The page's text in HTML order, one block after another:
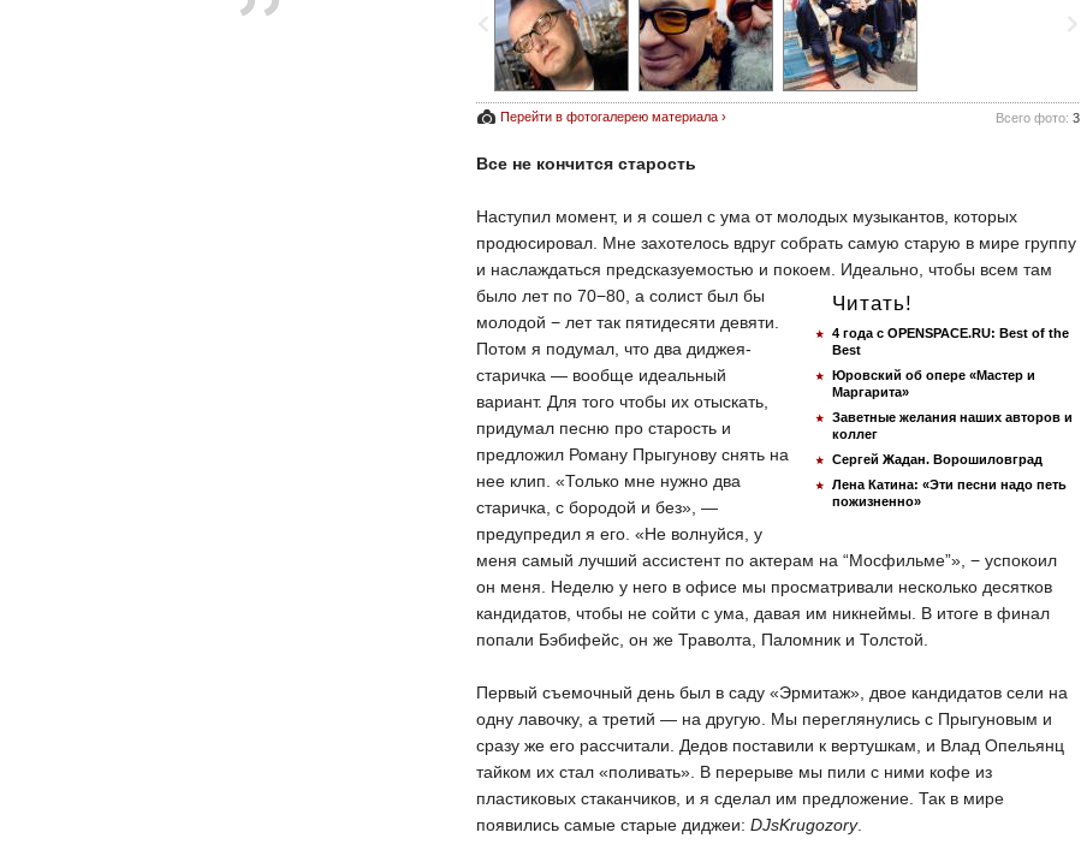
Перейти в фотогалерею материала › Всего фото: 3
Все не кончится старость
Наступил момент, и я сошел с ума от молодых музыкантов, которых
продюсировал. Мне захотелось вдруг собрать самую старую в мире группу
и наслаждаться предсказуемостью и покоем. Идеально, чтобы
Читать!
4 года с OPENSPACE.RU: Best of the
Best
Юровский об опере «Мастер и
Маргарита»
Заветные желания наших авторов и
коллег
Сергей Жадан. Ворошиловград
Лена Катина: «Эти песни надо петь
пожизненно»
всем там
было лет по 70−80, а солист был бы
молодой − лет так пятидесяти девяти.
Потом я подумал, что два диджея-
старичка — вообще идеальный
вариант. Для того чтобы их отыскать,
придумал песню про старость и
предложил Роману Прыгунову снять на
нее клип. «Только мне нужно два
старичка, с бородой и без», —
предупредил я его. «Не волнуйся, у
меня самый лучший ассистент по актерам на “Мосфильме”», − успокоил
он меня. Неделю у него в офисе мы просматривали несколько десятков
кандидатов, чтобы не сойти с ума, давая им никнеймы. В итоге в финал
попали Бэбифейс, он же Траволта, Паломник и Толстой.
Первый съемочный день был в саду «Эрмитаж», двое кандидатов сели на
одну лавочку, а третий — на другую. Мы переглянулись с Прыгуновым и
сразу же его рассчитали. Дедов поставили к вертушкам, и Влад Опельянц
тайком их стал «поливать». В перерыве мы пили с ними кофе из
пластиковых стаканчиков, и я сделал им предложение. Так в мире
появились самые старые диджеи: DJsKrugozory.